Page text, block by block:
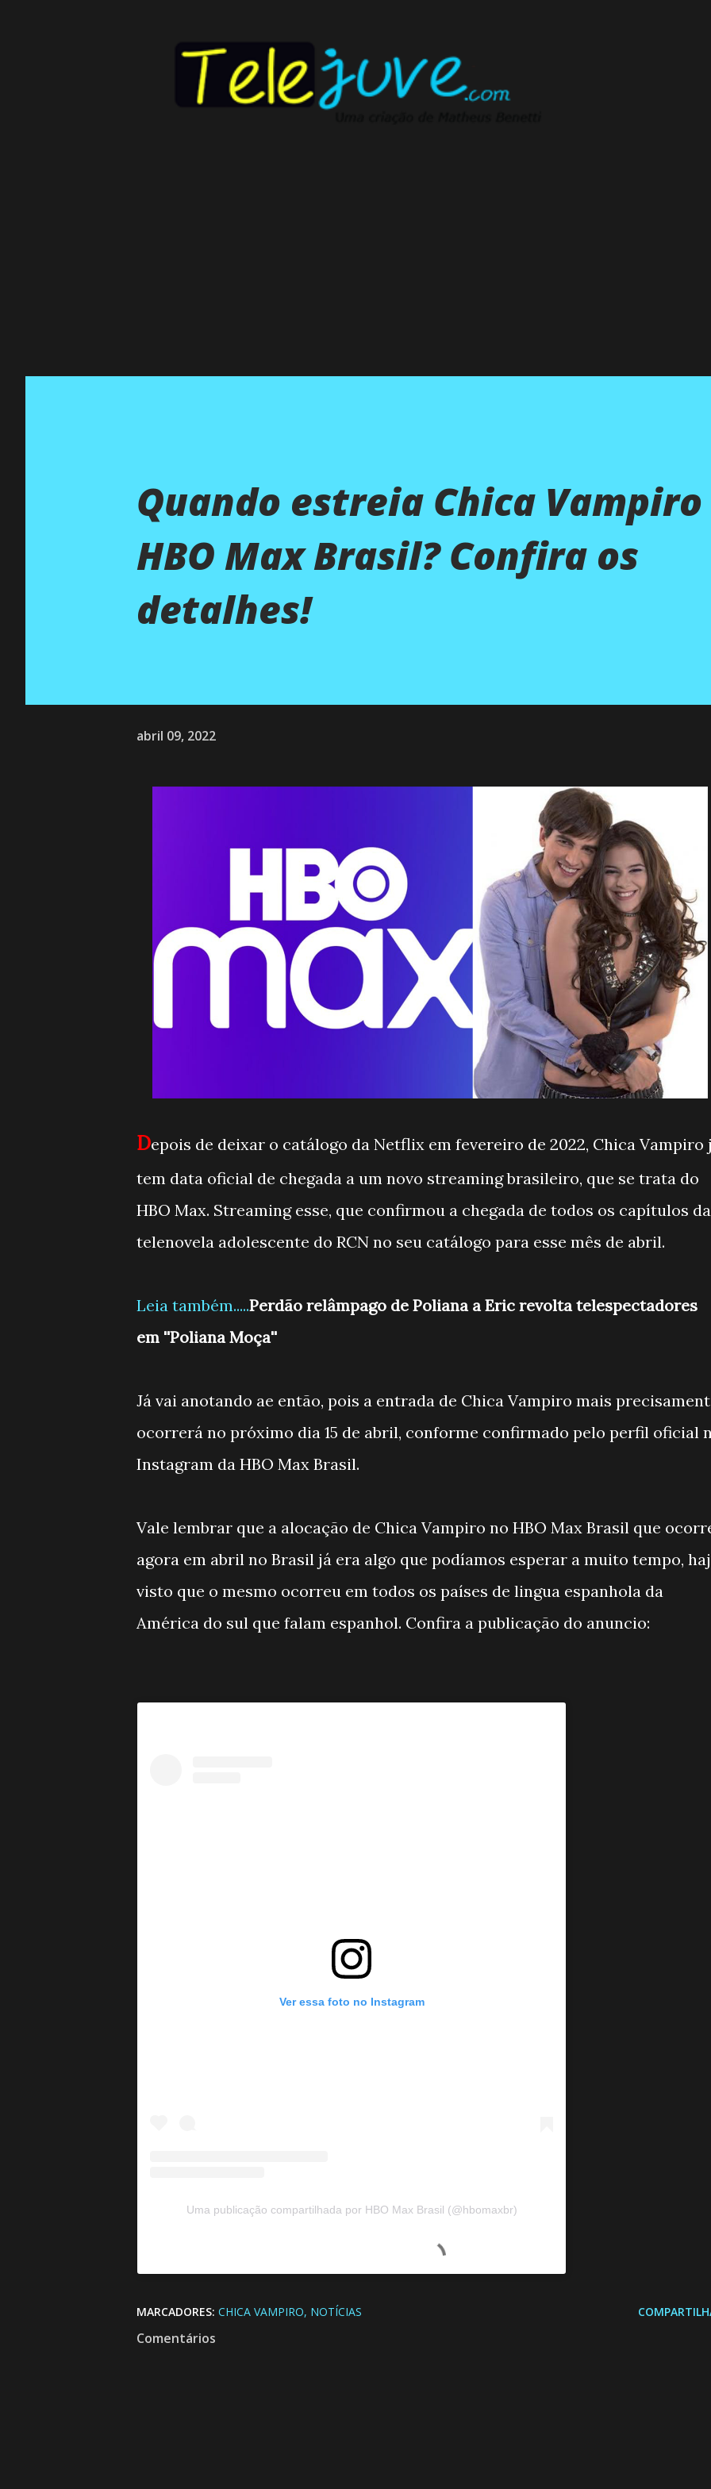
Quando estreia Chica
HBO Max Brasil? Confira os
detalhes!
abril 09, 2022
Depois de deixar o catálogo da Netflix em fevereiro de 2022, Chica Vampiro
tem data oficial de chegada a um novo streaming brasileiro, que se trata do
HBO Max. Streaming esse, que confirmou a chegada de todos os capítulos da
telenovela adolescente do RCN no seu catálogo para esse mês de abril.
Leia também.....Perdão relâmpago de Poliana a Eric revolta telespectadores
em ''Poliana Moça''
Já vai anotando ae então, pois a entrada de Chica Vampiro mais
ocorrerá no próximo dia 15 de abril, conforme confirmado pelo perfil oficial
Instagram da HBO Max Brasil.
Vale lembrar que a alocação de Chica Vampiro no HBO Max Brasil que
agora em abril no Brasil já era algo que podíamos esperar a muito tempo,
visto que o mesmo ocorreu em todos os países de lingua espanhola da
América do sul que falam espanhol. Confira a publicação do anuncio:
Ver essa foto no Instagram
Uma publicação compartilhada por HBO Max Brasil (@hbomaxbr)
MARCADORES: CHICA VAMPIRO NOTÍCIAS
Comentários